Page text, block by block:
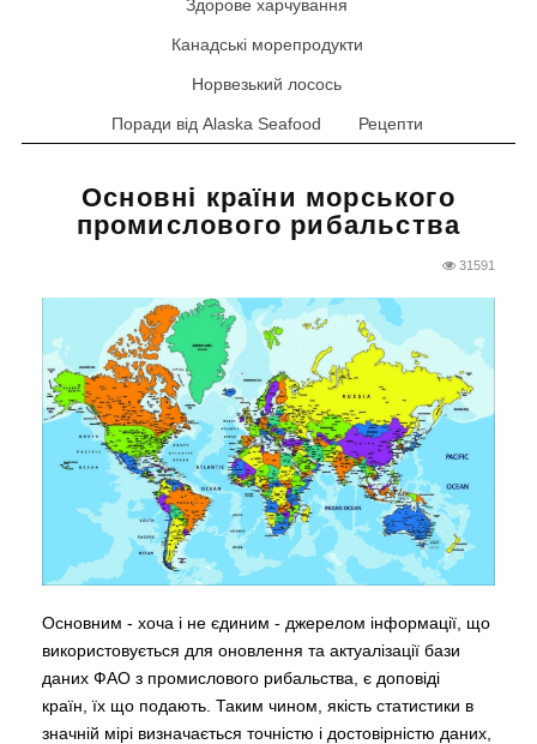
Здорове харчування
Канадські морепродукти
Норвезький лосось
Поради від Alaska Seafood Рецепти
Основні країни морського
промислового рибальства
31591
Основним - хоча і не єдиним - джерелом інформації, що
використовується для оновлення та актуалізації бази
даних ФАО з промислового рибальства, є доповіді
країн, їх що подають. Таким чином, якість статистики в
значній мірі визначається точністю і достовірністю даних,